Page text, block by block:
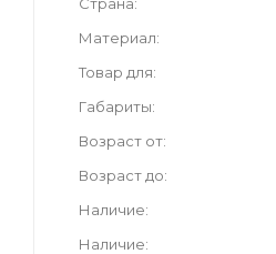
Материал
Товар для
Габариты
Возраст от
Возраст до
Наличие
Наличие